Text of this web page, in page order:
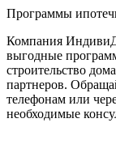
Программы
Компания
выгодные
строительство
партнеров.
телефонам или
необходимые